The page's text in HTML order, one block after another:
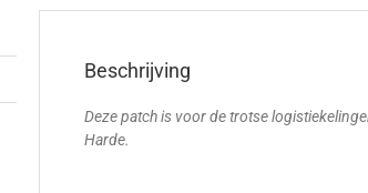
Beschrijving
Deze patch is voor de trotse
Harde.